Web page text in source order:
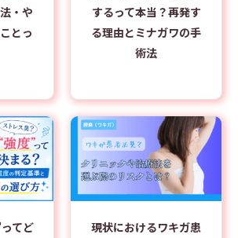
・や
とっ
するって本当？再発す
る理由とミナガワの手
術法
てど
現状におけるワキガ患